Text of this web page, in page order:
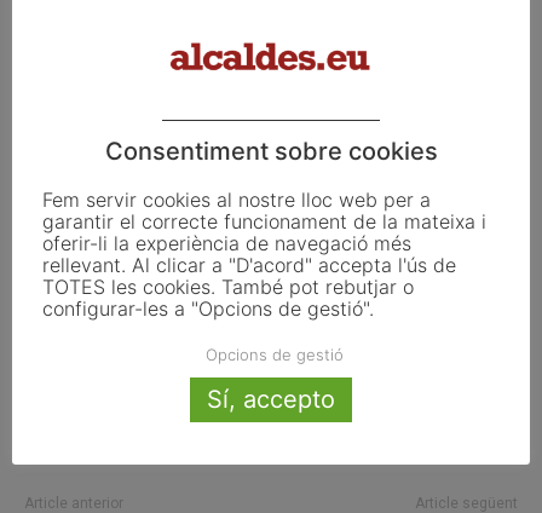
5.000 euros.
ETIQUETES Ajuntament creació diners
empreses
manresa
microcrèdits
Article anterior Article següent
Consentiment sobre cookies
Fem servir cookies al nostre lloc web per a
garantir el correcte funcionament de la mateixa i
oferir-li la experiència de navegació més
rellevant. Al clicar a "D'acord" accepta l'ús de
TOTES les cookies. També pot rebutjar o
configurar-les a "Opcions de gestió".
Opcions de gestió
Sí, accepto